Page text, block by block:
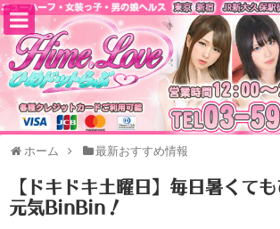
ホーム 最新おすすめ情報
【ドキドキ土曜日】毎日暑くて
元気BinBin！